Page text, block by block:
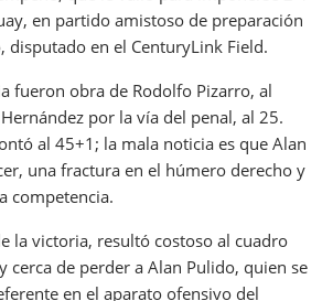
en partido amistoso de preparación
disputado en el CenturyLink Field.
fueron obra de Rodolfo Pizarro, al
por la vía del penal, al 25.
al 45+1; la mala noticia es que Alan
una fractura en el húmero derecho y
competencia.
la victoria, resultó costoso al cuadro
cerca de perder a Alan Pulido, quien se
en el aparato ofensivo del